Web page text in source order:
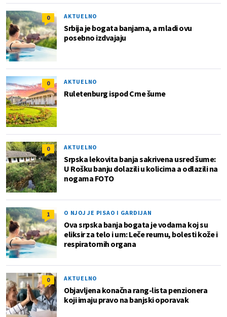
0 AKTUELNO
Srbija je bogata banjama, a mladi ovu
posebno izdvajaju
0 AKTUELNO
Ruletenburg ispod Crne šume
0 AKTUELNO
Srpska lekovita banja sakrivena usred šume:
U Rošku banju dolazili u kolicima a odlazili na
nogama FOTO
1 O NJOJ JE PISAO I GARDIJAN
Ova srpska banja bogata je vodama koj su
eliksir za telo i um: Leče reumu, bolesti kože i
respiratornih organa
0 AKTUELNO
Objavljena konačna rang-lista penzionera
koji imaju pravo na banjski oporavak